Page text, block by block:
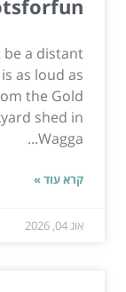
a distant
as loud as
the Gold
shed in
Wagga...
קרא עוד »
אוג 04, 2026